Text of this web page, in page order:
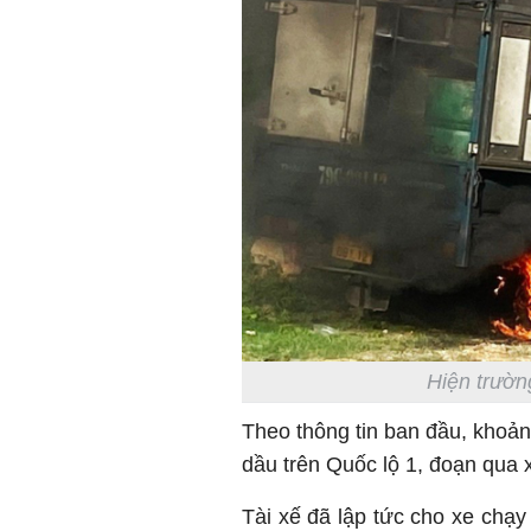
Hiện
Theo thông tin ban đầu,
dầu trên Quốc lộ 1, đoạn
Tài xế đã lập tức cho xe